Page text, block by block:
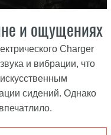
и ощущениях
Charger
и вибрации, что
сидений. Однако